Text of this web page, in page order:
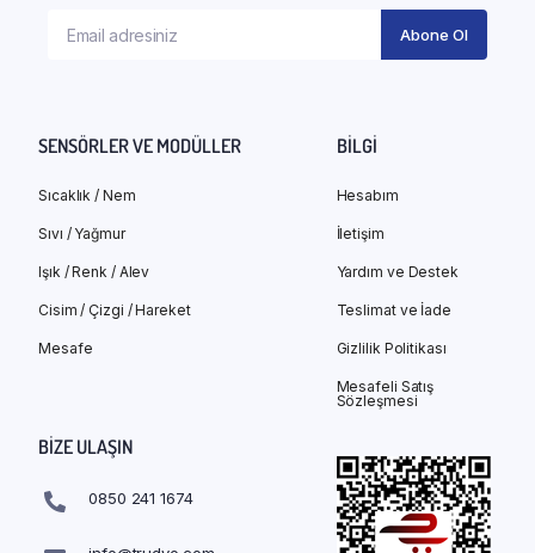
SENSÖRLER VE MODÜLLER
Sıcaklık / Nem
Sıvı / Yağmur
Işık / Renk / Alev
Cisim / Çizgi / Hareket
Mesafe
BILGI
Hesabım
İletişim
Yardım ve Destek
Teslimat ve İade
Gizlilik Politikası
Mesafeli Satış
Sözleşmesi
BIZE ULAŞIN
0850 241 1674